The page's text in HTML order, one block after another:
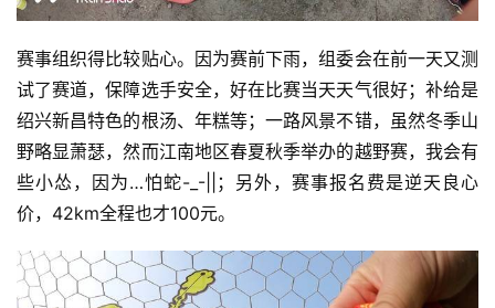
户
选
运
动
集
赛事组织得比较贴心。因为赛前下雨，组委会在前一天又测
试了赛道，保障选手安全，好在比赛当天天气很好；补给是
绍兴新昌特色的根汤、年糕等；一路风景不错，虽然冬季山
野略显萧瑟，然而江南地区春夏秋季举办的越野赛，我会有
些小怂，因为…怕蛇-_-||；另外，赛事报名费是逆天良心
价，42km全程也才100元。